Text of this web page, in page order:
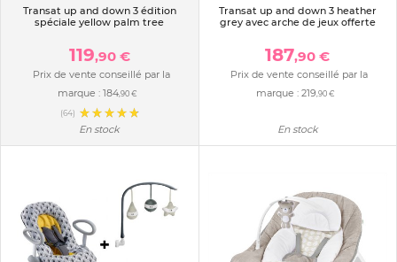
Transat up and down 3 édition
spéciale yellow palm tree
119,90 €
Prix de vente conseillé par la
marque :184,90 €
(64)
En stock
Transat up and down 3 heather
grey avec arche de jeux offerte
187,90 €
Prix de vente conseillé par la
marque :219,90 €
En stock